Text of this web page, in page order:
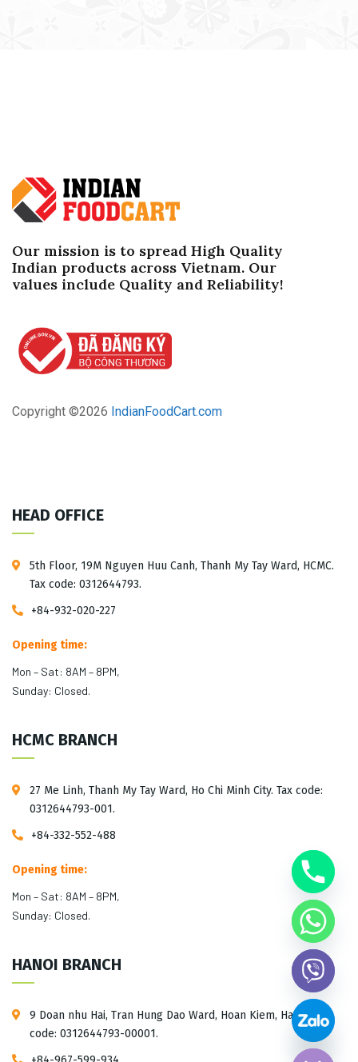
Our mission is to spread High Quality
Indian products across Vietnam. Our
values ​​include Quality and Reliability!
Copyright ©2026 IndianFoodCart.com
HEAD OFFICE
5th Floor, 19M Nguyen Huu Canh, Thanh My Tay Ward, HCMC.
Tax code: 0312644793.
+84-932-020-227
Opening time:
Mon – Sat: 8AM – 8PM,
Sunday: Closed.
HCMC BRANCH
27 Me Linh, Thanh My Tay Ward, Ho Chi Minh City. Tax code:
0312644793-001.
+84-332-552-488
Opening time:
Mon – Sat: 8AM – 8PM,
Sunday: Closed.
HANOI BRANCH
9 Doan nhu Hai, Tran Hung Dao Ward, Hoan Kiem, Hanoi. Tax
code: 0312644793-00001.
Hide chaty